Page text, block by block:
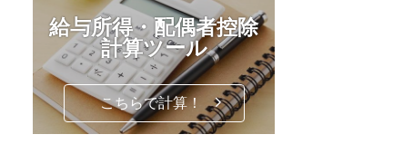
給与所得・配偶者控除
計算ツール
こちらで計算！